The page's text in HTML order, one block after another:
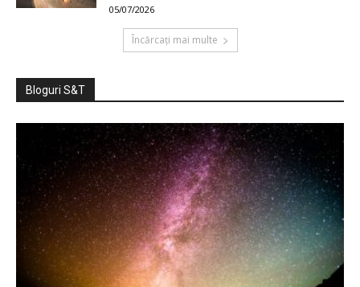
05/07/2026
Încărcați mai multe
Bloguri S&T